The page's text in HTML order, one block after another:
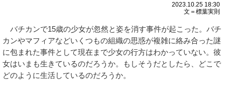
2023.10.25 18:30
文＝標葉実則
バチカンで15歳の少女が忽然と姿を消す事件が起こった。バチ
カンやマフィアなどいくつもの組織の思惑が複雑に絡み合った謎
に包まれた事件として現在まで少女の行方はわかっていない。彼
女はいまも生きているのだろうか。もしそうだとしたら、どこで
どのように生活しているのだろうか。